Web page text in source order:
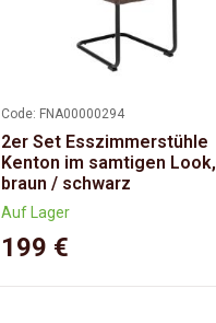
Code: FNA00000294
2er Set Esszimmerstühle
Kenton im samtigen Look,
braun / schwarz
Auf Lager
199 €